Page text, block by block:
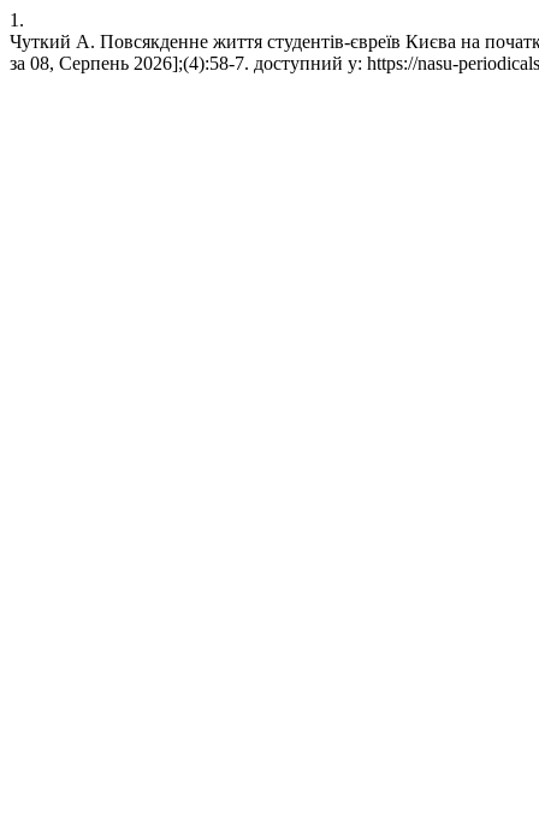
1.
Чуткий А. Повсякденне життя студентів-євреїв Києва на
за 08, Серпень 2026];(4):58-7. доступний у: https://nasu-